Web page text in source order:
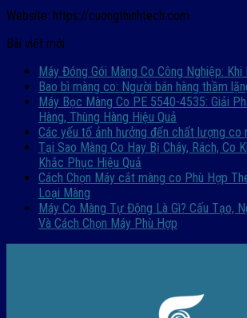
Website: https://cuongthinhtech.com
Bài viết mới
Máy Đóng Gói Màng Co Công Nghiệp:
Bao bì màng co: Người bán hàng thầm
Máy Bọc Màng Co PE 5540-4535: Giải
Hàng, Thùng Hàng Hiệu Quả
Các yếu tố ảnh hưởng đến chất lượng co
Tại Sao Màng Co Hay Bị Cháy, Rách, Co
Khắc Phục Hiệu Quả
Cách Chọn Máy cắt màng co Phù Hợp
Loại Màng
Máy Co Màng Tự Động Là Gì? Cấu Tạo,
Và Cách Chọn Máy Phù Hợp